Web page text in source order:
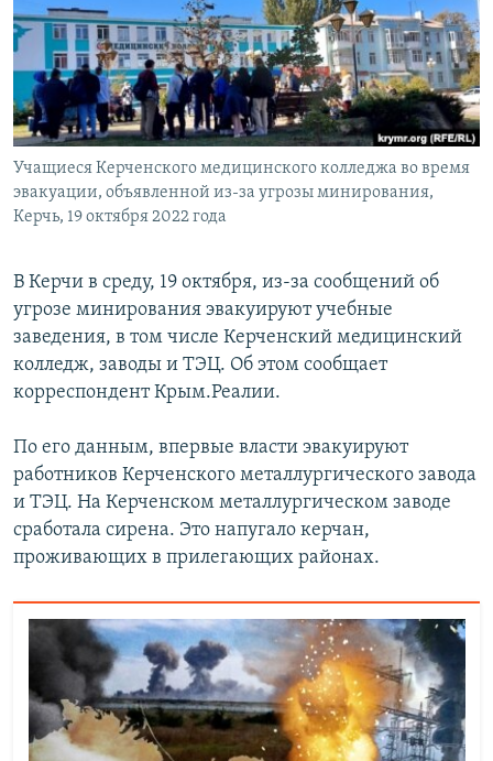
ПОБЕДИТЕЛЕЙ НЕ СУДЯТ?
КРЫМ.НЕПОКОРЕННЫЙ
ELIFBE
УКРАИНСКАЯ ПРОБЛЕМА КРЫМА
ПРИСОЕДИНЯЙТЕСЬ!
Все сайты RFE/RL
Учащиеся Керченского медицинского колледжа во время
эвакуации, объявленной из-за угрозы минирования,
Керчь, 19 октября 2022 года
В Керчи в среду, 19 октября, из-за сообщений об
угрозе минирования эвакуируют учебные
заведения, в том числе Керченский медицинский
колледж, заводы и ТЭЦ. Об этом сообщает
корреспондент Крым.Реалии.
По его данным, впервые власти эвакуируют
работников Керченского металлургического завода
и ТЭЦ. На Керченском металлургическом заводе
сработала сирена. Это напугало керчан,
проживающих в прилегающих районах.